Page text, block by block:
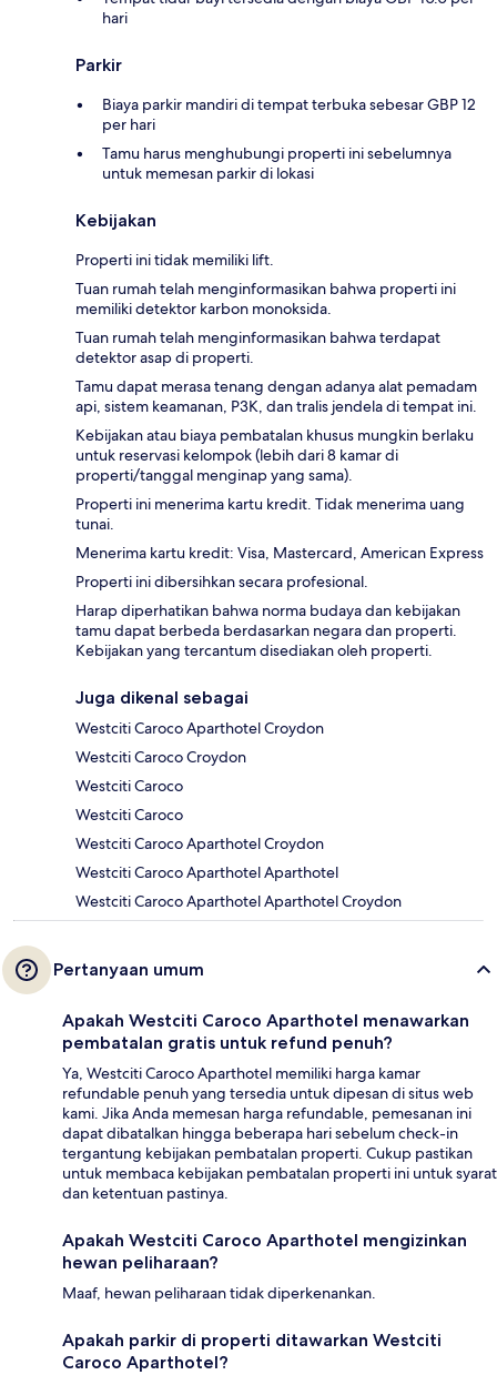
hari
Parkir
Biaya parkir mandiri di tempat terbuka sebesar GBP 12
per hari
Tamu harus menghubungi properti ini sebelumnya
untuk memesan parkir di lokasi
Kebijakan
Properti ini tidak memiliki lift.
Tuan rumah telah menginformasikan bahwa properti ini
memiliki detektor karbon monoksida.
Tuan rumah telah menginformasikan bahwa terdapat
detektor asap di properti.
Tamu dapat merasa tenang dengan adanya alat pemadam
api, sistem keamanan, P3K, dan tralis jendela di tempat ini.
Kebijakan atau biaya pembatalan khusus mungkin berlaku
untuk reservasi kelompok (lebih dari 8 kamar di
properti/tanggal menginap yang sama).
Properti ini menerima kartu kredit. Tidak menerima uang
tunai.
Menerima kartu kredit: Visa, Mastercard, American Express
Properti ini dibersihkan secara profesional.
Harap diperhatikan bahwa norma budaya dan kebijakan
tamu dapat berbeda berdasarkan negara dan properti.
Kebijakan yang tercantum disediakan oleh properti.
Juga dikenal sebagai
Westciti Caroco Aparthotel Croydon
Westciti Caroco Croydon
Westciti Caroco
Westciti Caroco
Westciti Caroco Aparthotel Croydon
Westciti Caroco Aparthotel Aparthotel
Westciti Caroco Aparthotel Aparthotel Croydon
Pertanyaan umum
Apakah Westciti Caroco Aparthotel menawarkan
pembatalan gratis untuk refund penuh?
Ya, Westciti Caroco Aparthotel memiliki harga kamar
refundable penuh yang tersedia untuk dipesan di situs web
kami. Jika Anda memesan harga refundable, pemesanan ini
dapat dibatalkan hingga beberapa hari sebelum check-in
tergantung kebijakan pembatalan properti. Cukup pastikan
untuk membaca kebijakan pembatalan properti ini untuk syarat
dan ketentuan pastinya.
Apakah Westciti Caroco Aparthotel mengizinkan
hewan peliharaan?
Maaf, hewan peliharaan tidak diperkenankan.
Apakah parkir di properti ditawarkan Westciti
Caroco Aparthotel?